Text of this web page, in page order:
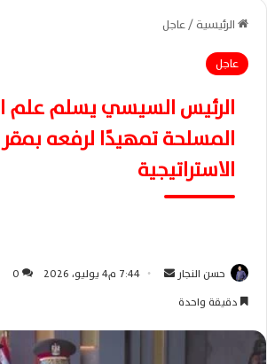
الرئيسية/عاجل
عاجل
الرئيس السيسي يسلم علم
المسلحة تمهيدًا لرفعه بمقر
الاستراتيجية
حسن النجار 7:44 م4 يوليو، 2026 0
دقيقة واحدة